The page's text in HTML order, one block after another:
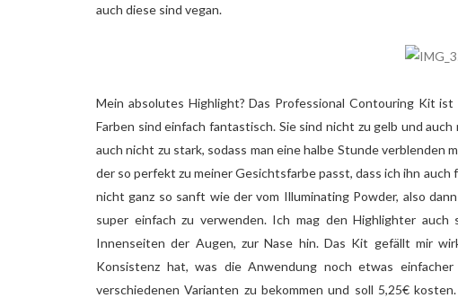
auch diese sind vegan.
Mein absolutes Highlight? Das Professional Contouring Kit
Farben sind einfach fantastisch. Sie sind nicht zu gelb und
auch nicht zu stark, sodass man eine halbe Stunde verblenden
der so perfekt zu meiner Gesichtsfarbe passt, dass ich ihn
nicht ganz so sanft wie der vom Illuminating Powder, also
super einfach zu verwenden. Ich mag den Highlighter
Innenseiten der Augen, zur Nase hin. Das Kit gefällt mir
Konsistenz hat, was die Anwendung noch etwas
verschiedenen Varianten zu bekommen und soll 5,25€